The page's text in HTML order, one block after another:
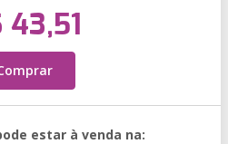
43,51
estar à venda na: